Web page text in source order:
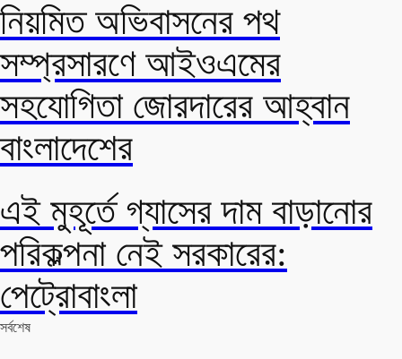
নিয়মিত অভিবাসনের পথ
সম্প্রসারণে আইওএমের
সহযোগিতা জোরদারের আহ্বান
বাংলাদেশের
এই মুহূর্তে গ্যাসের দাম বাড়ানোর
পরিকল্পনা নেই সরকারের:
পেট্রোবাংলা
সর্বশেষ